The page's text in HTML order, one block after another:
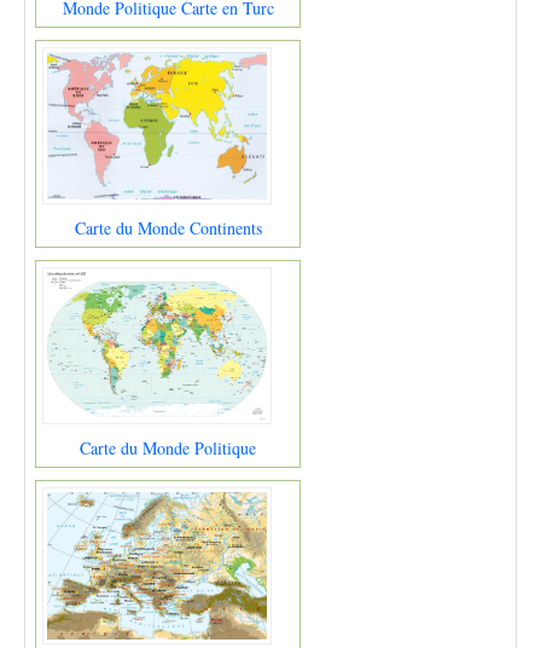
Monde Politique Carte en Turc
Carte du Monde Continents
Carte du Monde Politique